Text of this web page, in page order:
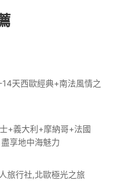
天西歐經典+南法風情之
+義大利+摩納哥+法國
享地中海魅力
旅行社,北歐極光之旅